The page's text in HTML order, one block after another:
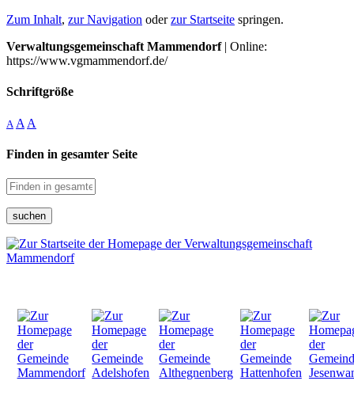
Zum Inhalt, zur Navigation oderzur Startseite springen.
Verwaltungsgemeinschaft Mammendorf| Online:
https://www.vgmammendorf.de/
Schriftgröße
A A A
Finden in gesamter Seite
suchen